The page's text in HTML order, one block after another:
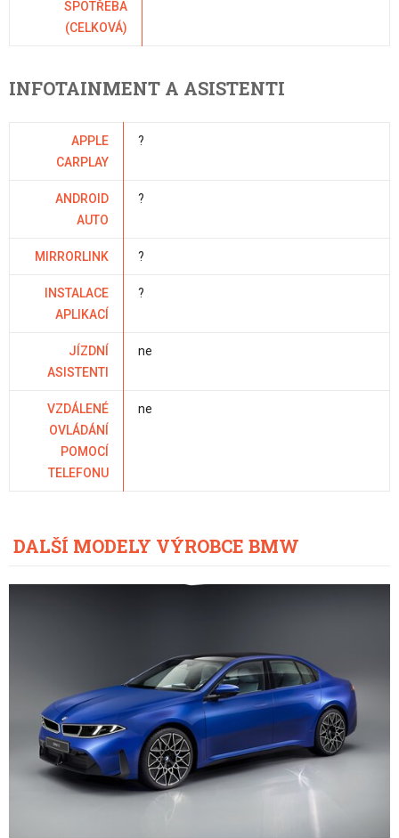
SPOTŘEBA
(CELKOVÁ)
INFOTAINMENT A ASISTENTI
APPLE
CARPLAY
?
ANDROID
AUTO
?
MIRRORLINK ?
INSTALACE
APLIKACÍ
?
JÍZDNÍ
ASISTENTI
ne
VZDÁLENÉ
OVLÁDÁNÍ
POMOCÍ
TELEFONU
ne
DALŠÍ MODELY VÝROBCE BMW